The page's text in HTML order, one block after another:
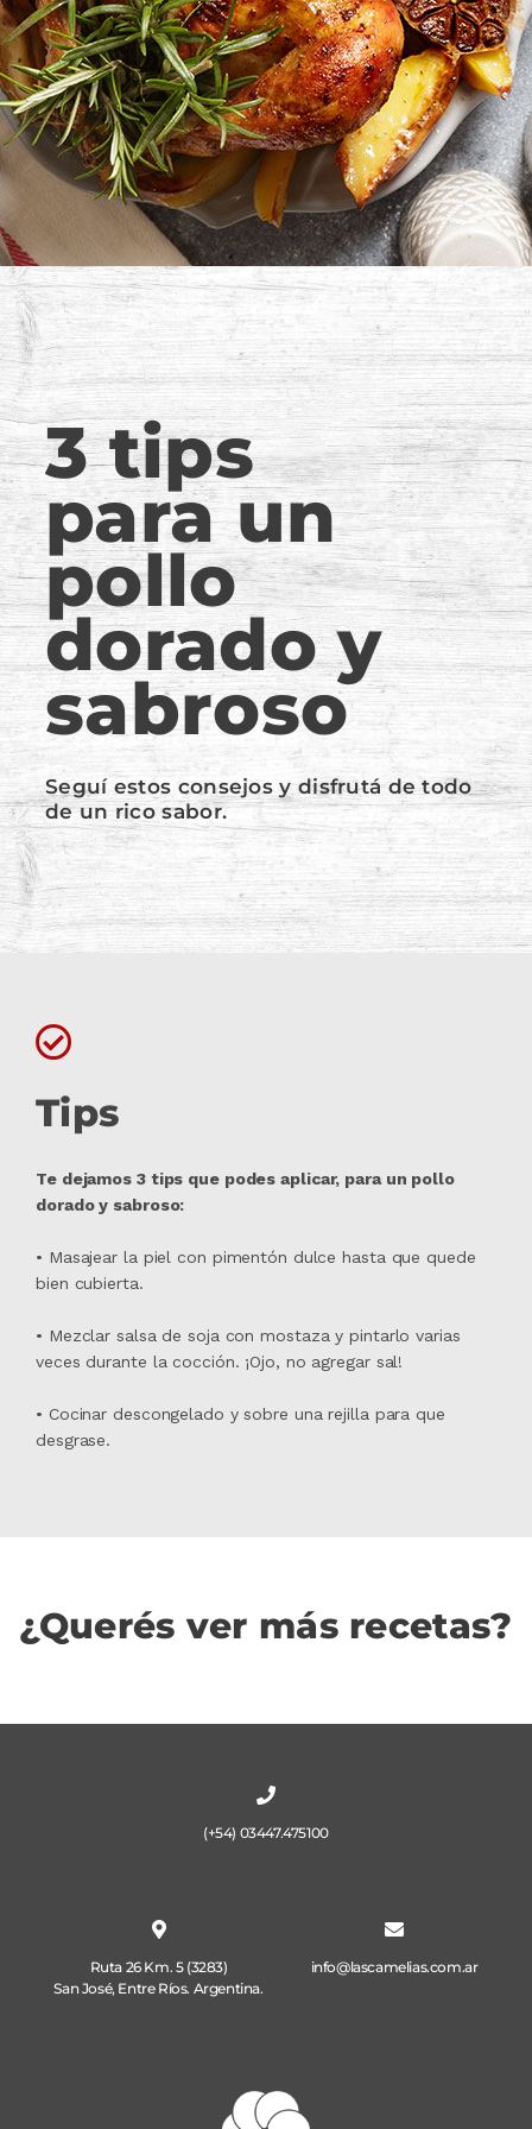
3 tips
para un
pollo
dorado y
sabroso
Seguí estos consejos y disfrutá de todo
de un rico sabor.
Tips
Te dejamos 3 tips que podes aplicar, para un pollo
dorado y sabroso:
• Masajear la piel con pimentón dulce hasta que quede
bien cubierta.
• Mezclar salsa de soja con mostaza y pintarlo varias
veces durante la cocción. ¡Ojo, no agregar sal!
• Cocinar descongelado y sobre una rejilla para que
desgrase.
¿Querés ver más recetas?
(+54) 03447.475100
Ruta 26 Km. 5 (3283)
San José, Entre Ríos. Argentina.
info@lascamelias.com.ar